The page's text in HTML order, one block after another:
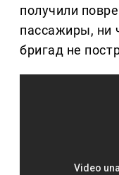
получили
пассажиры, ни
бригад не